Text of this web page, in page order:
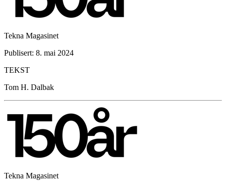
Tekna Magasinet
Publisert: 8. mai 2024
TEKST
Tom H. Dalbak
Tekna Magasinet